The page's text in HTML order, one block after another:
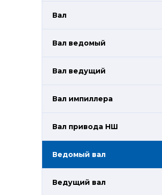
Вал
Вал ведомый
Вал ведущий
Вал импиллера
Вал привода НШ
Ведомый вал
Ведущий вал